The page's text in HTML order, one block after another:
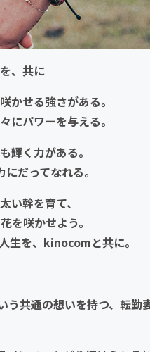
、共に
かせる強さがある。
にパワーを与える。
輝く力がある。
だってなれる。
い幹を育て、
を咲かせよう。
生を、kinocomと共に。
う共通の想いを持つ、転勤